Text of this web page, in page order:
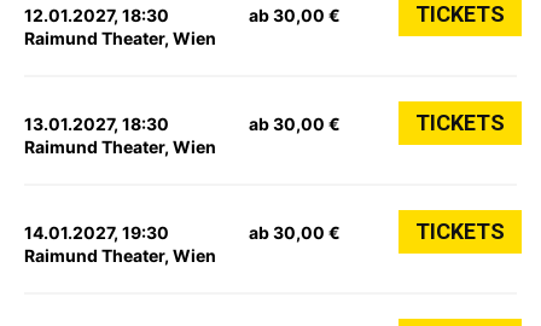
12.01.2027, 18:30
Raimund Theater, Wien
ab 30,00 € TICKETS
13.01.2027, 18:30
Raimund Theater, Wien
ab 30,00 € TICKETS
14.01.2027, 19:30
Raimund Theater, Wien
ab 30,00 € TICKETS